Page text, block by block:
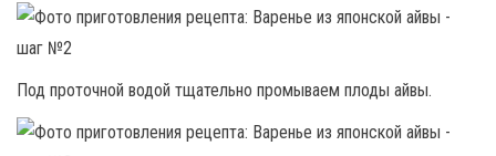
Под проточной водой тщательно промываем плоды айвы.